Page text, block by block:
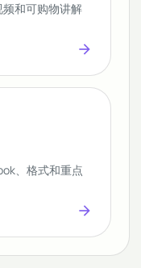
和可购物讲解
arrow_forward
、格式和重点
arrow_forward